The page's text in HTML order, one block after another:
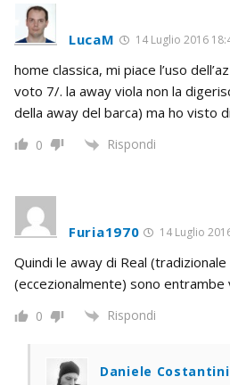
LucaM 14 Luglio 2016
home classica, mi piace l’uso
voto 7/. la away viola non la
della away del barca) ma ho visto
0 Rispondi
Furia1970 14 Luglio
Quindi le away di Real
(eccezionalmente) sono entrambe
0 Rispondi
Daniele Costantini